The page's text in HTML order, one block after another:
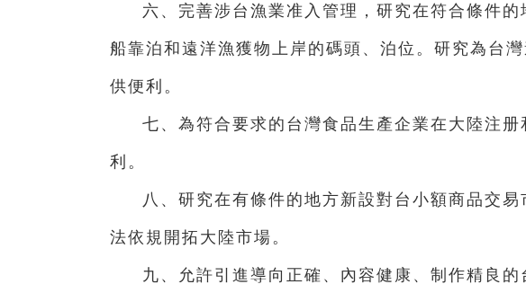
六、完善涉台漁業准入管理，研究在符合條件
船靠泊和遠洋漁獲物上岸的碼頭、泊位。研究為台
供便利。
七、為符合要求的台灣食品生產企業在大陸注
利。
八、研究在有條件的地方新設對台小額商品交
法依規開拓大陸市場。
九、允許引進導向正確、內容健康、制作精良